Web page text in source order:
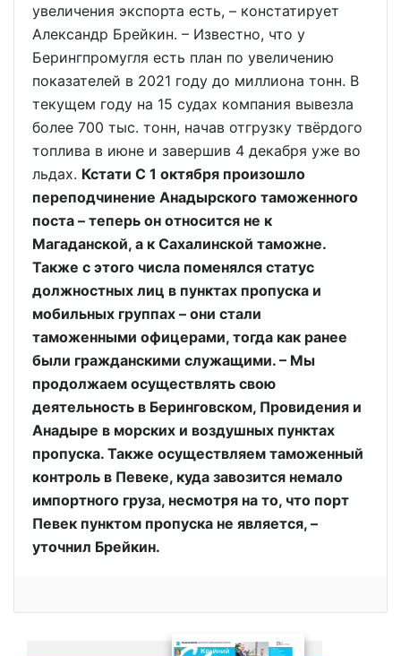
увеличения экспорта есть, – констатирует
Александр Брейкин. – Известно, что у
Берингпромугля есть план по увеличению
показателей в 2021 году до миллиона тонн. В
текущем году на 15 судах компания вывезла
более 700 тыс. тонн, начав отгрузку твёрдого
топлива в июне и завершив 4 декабря уже во
льдах. Кстати С 1 октября произошло
переподчинение Анадырского таможенного
поста – теперь он относится не к
Магаданской, а к Сахалинской таможне.
Также с этого числа поменялся статус
должностных лиц в пунктах пропуска и
мобильных группах – они стали
таможенными офицерами, тогда как ранее
были гражданскими служащими. – Мы
продолжаем осуществлять свою
деятельность в Беринговском, Провидения и
Анадыре в морских и воздушных пунктах
пропуска. Также осуществляем таможенный
контроль в Певеке, куда завозится немало
импортного груза, несмотря на то, что порт
Певек пунктом пропуска не является, –
уточнил Брейкин.